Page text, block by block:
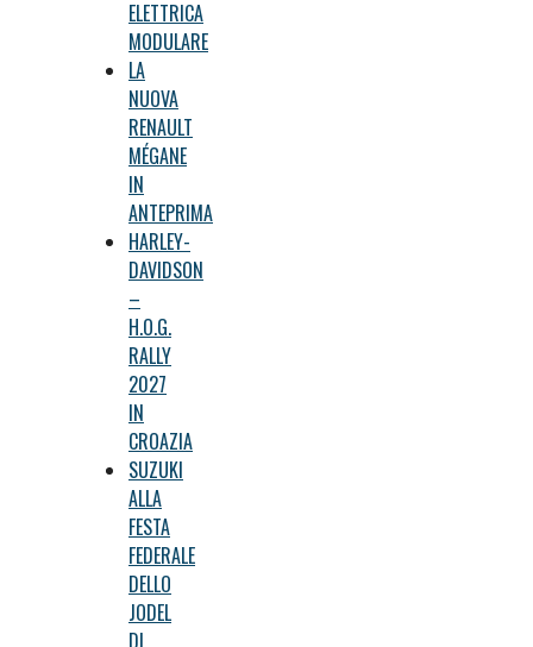
ELETTRICA
MODULARE
LA
NUOVA
RENAULT
MÉGANE
IN
ANTEPRIMA
HARLEY-
DAVIDSON
–
H.O.G.
RALLY
2027
IN
CROAZIA
SUZUKI
ALLA
FESTA
FEDERALE
DELLO
JODEL